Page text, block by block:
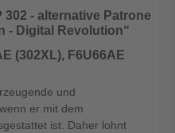
- alternative Patrone
- Digital Revolution“
(302XL), F6U66AE
und
er mit dem
ist. Daher lohnt